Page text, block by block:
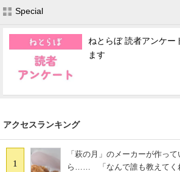
Special
ねとらぼ 読者アンケー
ます
アクセスランキング
1
「萩の月」のメーカーが作っ
ら…… 「なんで誰も教えてく